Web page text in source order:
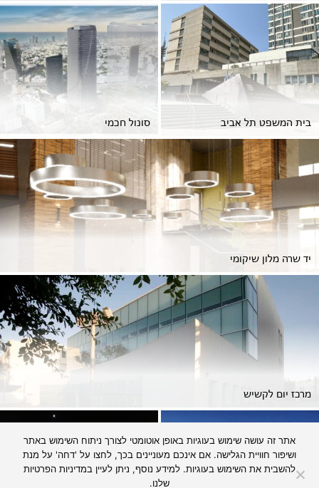
בית המשפט תל אביב סונול חכמי
יד שרה מלון שיקומי
מרכז יום לקשיש
אתר זה עושה שימוש בעוגיות באופן אוטומטי לצורך ניתוח השימוש באתר
ושיפור חוויית הגלישה. אם אינכם מעוניינים בכך, לחצו על 'דחה' על מנת
להשבית את השימוש בעוגיות. למידע נוסף, ניתן לעיין במדיניות הפרטיות
שלנו.